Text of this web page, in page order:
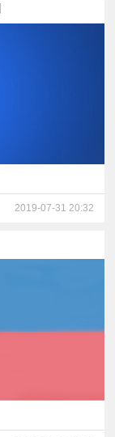
2019-07-31 20:32